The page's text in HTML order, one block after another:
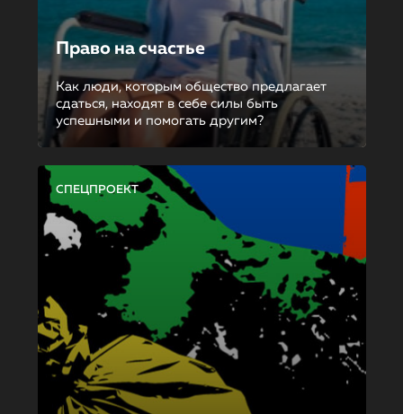
Право на счастье
Как люди, которым общество предлагает
сдаться, находят в себе силы быть
успешными и помогать другим?
СПЕЦПРОЕКТ